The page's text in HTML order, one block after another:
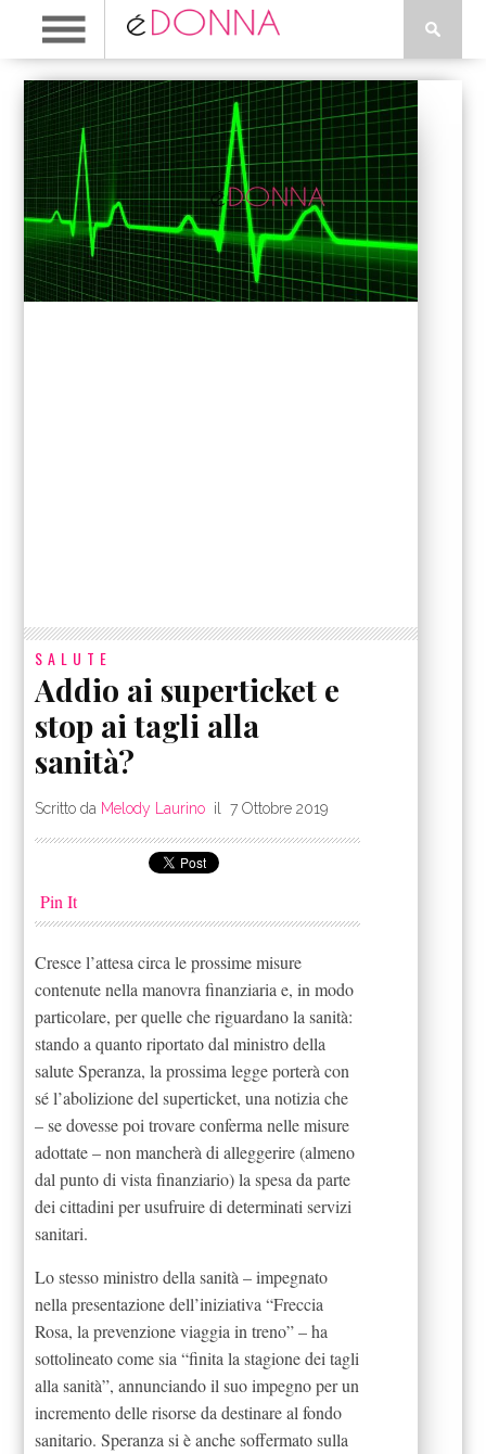
SALUTE
Addio ai superticket e
stop ai tagli alla
sanità?
Scritto da Melody Laurino il7 Ottobre 2019
Pin It
Cresce l’attesa circa le prossime misure
contenute nella manovra finanziaria e, in modo
particolare, per quelle che riguardano la sanità:
stando a quanto riportato dal ministro della
salute Speranza, la prossima legge porterà con
sé l’abolizione del superticket, una notizia che
– se dovesse poi trovare conferma nelle misure
adottate – non mancherà di alleggerire (almeno
dal punto di vista finanziario) la spesa da parte
dei cittadini per usufruire di determinati servizi
sanitari.
Lo stesso ministro della sanità – impegnato
nella presentazione dell’iniziativa “Freccia
Rosa, la prevenzione viaggia in treno” – ha
sottolineato come sia “finita la stagione dei tagli
alla sanità”, annunciando il suo impegno per un
incremento delle risorse da destinare al fondo
sanitario. Speranza si è anche soffermato sulla